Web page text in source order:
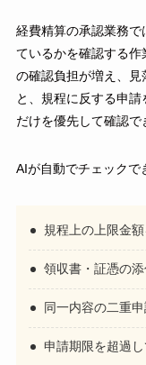
経費精算の承認業務で
ているかを確認する
の確認負担が増え、見
と、規程に反する申
だけを優先して確認で
AIが自動でチェックで
規程上の上限金
領収書・証憑の
同一内容の二重
申請期限を超過